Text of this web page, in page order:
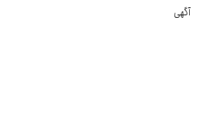
آگهی